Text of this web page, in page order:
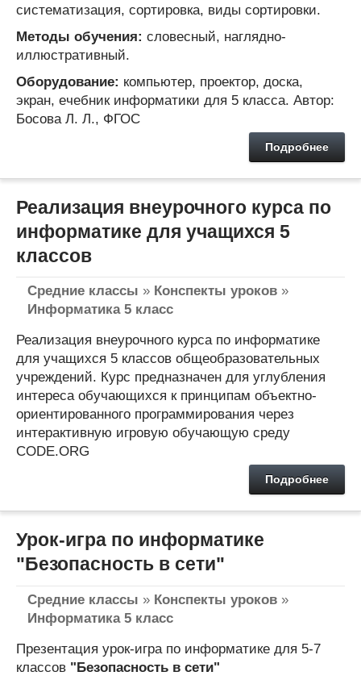
систематизация, сортировка, виды сортировки.
Методы обучения: словесный, наглядно-
иллюстративный.
Оборудование: компьютер, проектор, доска,
экран, eчебник информатики для 5 класса. Автор:
Босова Л. Л., ФГОС
Подробнее
Реализация внеурочного курса по
информатике для учащихся 5
классов
Средние классы » Конспекты уроков »
Информатика 5 класс
Реализация внеурочного курса по информатике
для учащихся 5 классов общеобразовательных
учреждений. Курс предназначен для углубления
интереса обучающихся к принципам объектно-
ориентированного программирования через
интерактивную игровую обучающую среду
CODE.ORG
Подробнее
Урок-игра по информатике
"Безопасность в сети"
Средние классы » Конспекты уроков »
Информатика 5 класс
Презентация урок-игра по информатике для 5-7
классов "Безопасность в сети"